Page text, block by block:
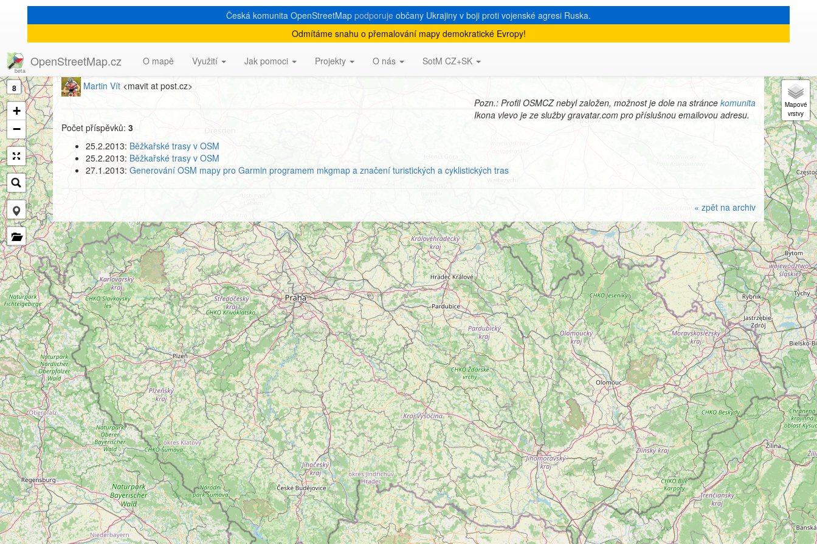
Česká komunita OpenStreetMap podporuje občany Ukrajiny v boji proti vojenské agresi Ruska.
Odmítáme snahu o přemalování mapy demokratické Evropy!
OpenStreetMap.cz O mapě Využití Jak pomoci Projekty O nás SotM CZ+SK
8
+
−
[Talk-cz] Profil autora
Martin Vít <mavit at post.cz>
Pozn.: Profil OSMCZ nebyl založen, možnost je dole na stránce komunita
Ikona vlevo je ze služby gravatar.com pro příslušnou emailovou adresu.
Počet příspěvků: 3
25.2.2013: Běžkařské trasy v OSM
25.2.2013: Běžkařské trasy v OSM
27.1.2013: Generování OSM mapy pro Garmin programem mkgmap a značení turistických a cyklistických tras
« zpět na archiv